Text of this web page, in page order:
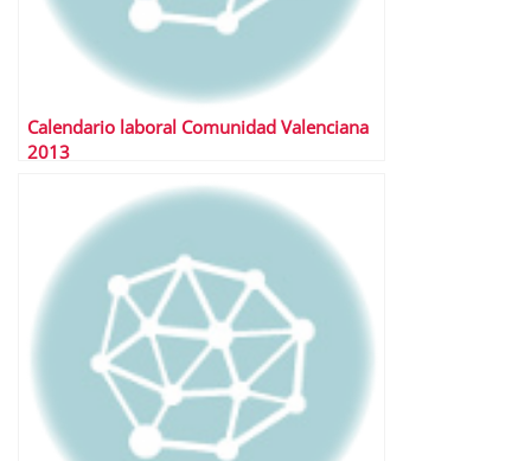
Calendario laboral Comunidad Valenciana
2013